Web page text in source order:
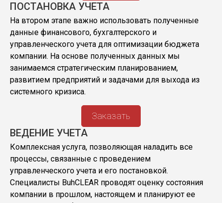
ПОСТАНОВКА УЧЕТА
На втором этапе важно использовать полученные
данные финансового, бухгалтерского и
управленческого учета для оптимизации бюджета
компании. На основе полученных данных мы
занимаемся стратегическим планированием,
развитием предприятий и задачами для выхода из
системного кризиса.
Заказать
ВЕДЕНИЕ УЧЕТА
Комплексная услуга, позволяющая наладить все
процессы, связанные с проведением
управленческого учета и его постановкой.
Специалисты BuhCLEAR проводят оценку состояния
компании в прошлом, настоящем и планируют ее